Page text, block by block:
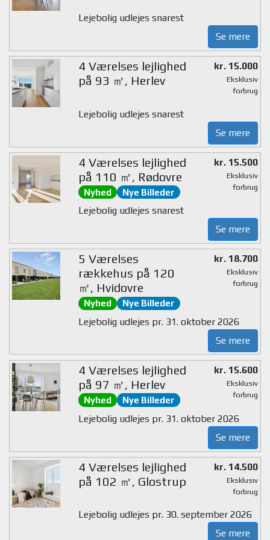
Lejebolig udlejes snarest
Se mere
4 Værelses lejlighed
på 93 ㎡, Herlev
kr. 15.000
Eksklusiv
forbrug
Lejebolig udlejes snarest
Se mere
4 Værelses lejlighed
på 110 ㎡, Rødovre
Nyhed Nye Billeder
kr. 15.500
Eksklusiv
forbrug
Lejebolig udlejes snarest
Se mere
5 Værelses
rækkehus på 120
㎡, Hvidovre
Nyhed Nye Billeder
kr. 18.700
Eksklusiv
forbrug
Lejebolig udlejes pr. 31. oktober 2026
Se mere
4 Værelses lejlighed
på 97 ㎡, Herlev
Nyhed Nye Billeder
kr. 15.600
Eksklusiv
forbrug
Lejebolig udlejes pr. 31. oktober 2026
Se mere
4 Værelses lejlighed
på 102 ㎡, Glostrup
kr. 14.500
Eksklusiv
forbrug
Lejebolig udlejes pr. 30. september 2026
Se mere